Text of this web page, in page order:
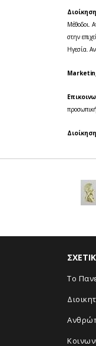
Μέθοδοι.
στην
Ηγεσία.
Το